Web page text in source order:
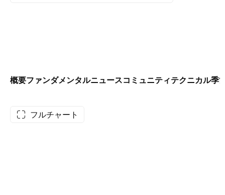
概要ファンダメンタルニュースコミュニティテクニカル季
フルチャート